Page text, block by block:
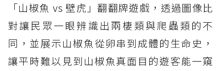
「山椒魚 vs 壁虎」翻翻牌遊戲，透過圖像比
對讓民眾一眼辨識出兩棲類與爬蟲類的不
同，並展示山椒魚從卵串到成體的生命史，
讓平時難以見到山椒魚真面目的遊客能一窺